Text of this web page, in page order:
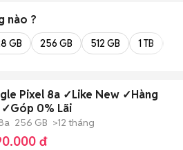
nào ?
GB 256 GB 512 GB 1 TB
Pixel 8a ✓Like New ✓Hàng
0% Lãi
256 GB >12 tháng
đ